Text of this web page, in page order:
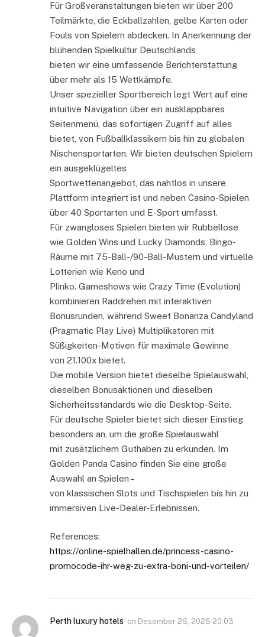
Für Großveranstaltungen bieten wir über 200
Teilmärkte, die Eckballzahlen, gelbe Karten oder
Fouls von Spielern abdecken. In Anerkennung der
blühenden Spielkultur Deutschlands
bieten wir eine umfassende Berichterstattung
über mehr als 15 Wettkämpfe.
Unser spezieller Sportbereich legt Wert auf eine
intuitive Navigation über ein ausklappbares
Seitenmenü, das sofortigen Zugriff auf alles
bietet, von Fußballklassikern bis hin zu globalen
Nischensportarten. Wir bieten deutschen Spielern
ein ausgeklügeltes
Sportwettenangebot, das nahtlos in unsere
Plattform integriert ist und neben Casino-Spielen
über 40 Sportarten und E-Sport umfasst.
Für zwangloses Spielen bieten wir Rubbellose
wie Golden Wins und Lucky Diamonds, Bingo-
Räume mit 75-Ball-/90-Ball-Mustern und virtuelle
Lotterien wie Keno und
Plinko. Gameshows wie Crazy Time (Evolution)
kombinieren Raddrehen mit interaktiven
Bonusrunden, während Sweet Bonanza Candyland
(Pragmatic Play Live) Multiplikatoren mit
Süßigkeiten-Motiven für maximale Gewinne
von 21.100x bietet.
Die mobile Version bietet dieselbe Spielauswahl,
dieselben Bonusaktionen und dieselben
Sicherheitsstandards wie die Desktop-Seite.
Für deutsche Spieler bietet sich dieser Einstieg
besonders an, um die große Spielauswahl
mit zusätzlichem Guthaben zu erkunden. Im
Golden Panda Casino finden Sie eine große
Auswahl an Spielen –
von klassischen Slots und Tischspielen bis hin zu
immersiven Live-Dealer-Erlebnissen.
References:
https://online-spielhallen.de/princess-casino-
promocode-ihr-weg-zu-extra-boni-und-vorteilen/
Perth luxury hotels on Desember 26, 2025 20:03